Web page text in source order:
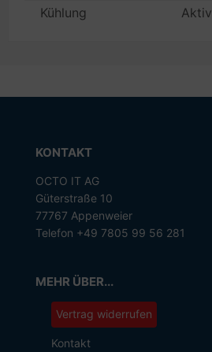
Kühlung
Aktiv
KONTAKT
OCTO IT AG
Güterstraße 10
77767 Appenweier
Telefon +49 7805 99 56 281
MEHR ÜBER...
Vertrag widerrufen
Kontakt